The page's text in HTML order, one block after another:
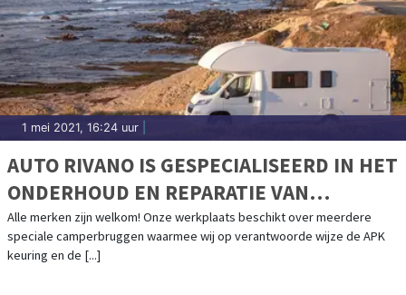
1 mei 2021, 16:24 uur
AUTO RIVANO IS GESPECIALISEERD IN HET
ONDERHOUD EN REPARATIE VAN
CAMPERS
Alle merken zijn welkom! Onze werkplaats beschikt over meerdere
speciale camperbruggen waarmee wij op verantwoorde wijze de APK
keuring en de [...]